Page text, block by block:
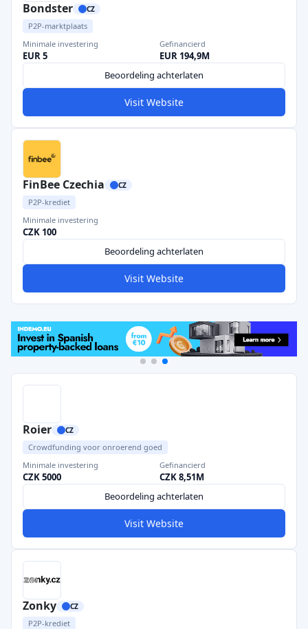
Bondster CZ
P2P-marktplaats
Minimale investering
EUR 5
Gefinancierd
EUR 194,9M
Beoordeling achterlaten
Visit Website
FinBee Czechia CZ
P2P-krediet
Minimale investering
CZK 100
Beoordeling achterlaten
Visit Website
Roier CZ
Crowdfunding voor onroerend goed
Minimale investering
CZK 5000
Gefinancierd
CZK 8,51M
Beoordeling achterlaten
Visit Website
Zonky CZ
P2P-krediet